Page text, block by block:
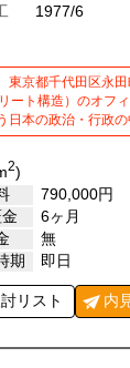
1977/6
東京都千代田区永
ート構造）のオフ
日本の政治・行政
2)
790,000円
6ヶ月
無
期
即日
リスト 内